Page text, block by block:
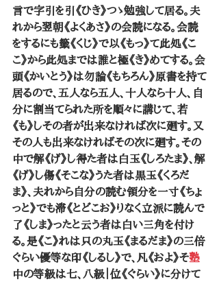
言で字引を引《ひき》つゝ勉強して居る。夫
れから翌朝《よくあさ》の会読になる。会読
をするにも籤《くじ》で以《もっ》て此処《こ
こ》から此処までは誰と極《き》めてする。会
頭《かいとう》は勿論《もちろん》原書を持て
居るので、五人なら五人、十人なら十人、自
分に割当てられた所を順々に講じて、若
《も》しその者が出来なければ次に廻す。又
その人も出来なければその次に廻す。その
中で解《げ》し得た者は白玉《しろたま》、解
《げ》し傷《そこな》うた者は黒玉《くろだ
ま》、夫れから自分の読む領分を一寸《ちょ
っと》でも滞《とどこお》りなく立派に読んで
了《しま》ったと云う者は白い三角を付け
る。是《こ》れは只の丸玉《まるだま》の三倍
ぐらい優等な印《しるし》で、凡《およ》そ塾
中の等級は七、八級｜位《ぐらい》に分けて